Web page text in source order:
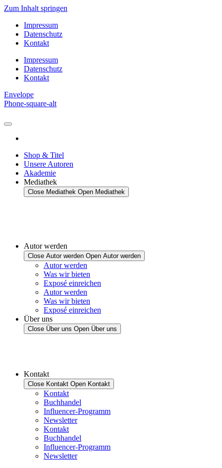
Zum Inhalt springen
Impressum
Datenschutz
Kontakt
Impressum
Datenschutz
Kontakt
Envelope
Phone-square-alt
Shop & Titel
Unsere Autoren
Akademie
Mediathek
Close Mediathek Open Mediathek
Autor werden
Close Autor werden Open Autor werden
Autor werden
Was wir bieten
Exposé einreichen
Autor werden
Was wir bieten
Exposé einreichen
Über uns
Close Über uns Open Über uns
Kontakt
Close Kontakt Open Kontakt
Kontakt
Buchhandel
Influencer-Programm
Newsletter
Kontakt
Buchhandel
Influencer-Programm
Newsletter